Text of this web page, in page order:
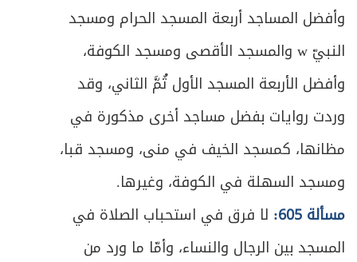
وأفضل المساجد أربعة المسجد الحرام ومسجد
النبيّ w والمسجد الأقصى ومسجد الكوفة،
وأفضل الأربعة المسجد الأول ثُمَّ الثاني، وقد
وردت روايات بفضل مساجد أخرى مذكورة في
مظانها، كمسجد الخيف في منى، ومسجد قبا،
ومسجد السهلة في الكوفة، وغيرها.
مسألة 605:
لا فرق في استحباب الصلاة في
المسجد بين الرجال والنساء، وأمّا ما ورد من